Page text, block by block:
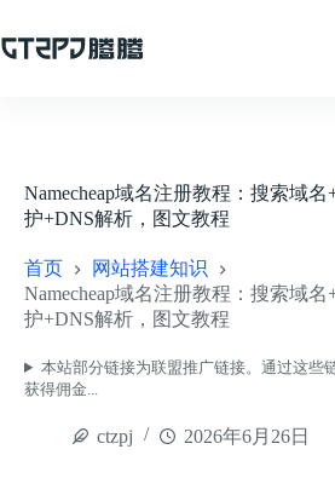
至
内
Namecheap域名注册教程：搜索域
护+DNS解析，图文教程
首页
网站搭建知识
Namecheap域名注册教程：搜索域
护+DNS解析，图文教程
本站部分链接为联盟推广链接。通过这些
获得佣金...
ctzpj 2026年6月26日